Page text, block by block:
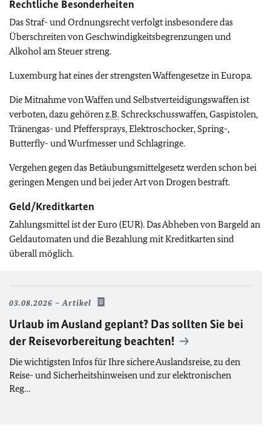
Rechtliche Besonderheiten
Das Straf- und Ordnungsrecht verfolgt insbesondere das
Überschreiten von Geschwindigkeitsbegrenzungen und
Alkohol am Steuer streng.
Luxemburg hat eines der strengsten Waffengesetze in Europa.
Die Mitnahme von Waffen und Selbstverteidigungswaffen ist
verboten, dazu gehörenz.B. Schreckschusswaffen, Gaspistolen,
Tränengas- und Pfeffersprays, Elektroschocker, Spring-,
Butterfly- und Wurfmesser und Schlagringe.
Vergehen gegen das Betäubungsmittelgesetz werden schon bei
geringen Mengen und bei jeder Art von Drogen bestraft.
Geld/Kreditkarten
Zahlungsmittel ist der Euro (EUR). Das Abheben von Bargeld an
Geldautomaten und die Bezahlung mit Kreditkarten sind
überall möglich.
03.08.2026 Artikel
Urlaub im Ausland geplant? Das sollten Sie bei
der Reisevorbereitung beachten!
Die wichtigsten Infos für Ihre sichere Auslandsreise, zu den
Reise- und Sicherheitshinweisen und zur elektronischen
Reg…